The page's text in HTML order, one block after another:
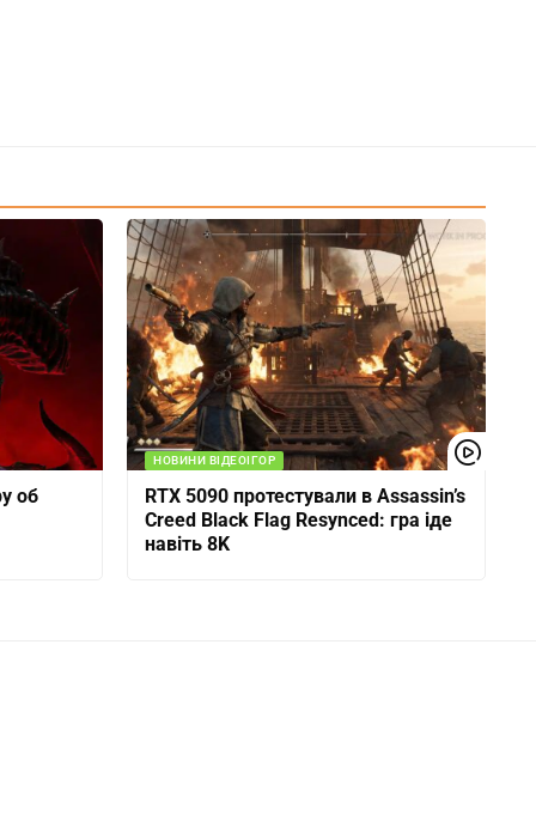
об
НОВИНИ ВІДЕОІГОР
RTX 5090 протестували в Assassin’s
Creed Black Flag Resynced: гра іде
навіть 8K